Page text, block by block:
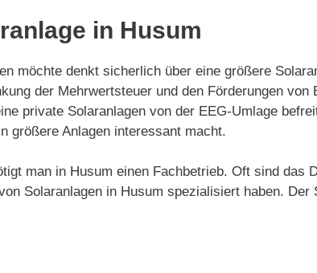
in Husum
möchte denkt sicherlich über eine größere
der Mehrwertsteuer und den Förderungen
private Solaranlagen von der EEG-Umlage
größere Anlagen interessant macht.
man in Husum einen Fachbetrieb. Oft sind das
Solaranlagen in Husum spezialisiert haben.